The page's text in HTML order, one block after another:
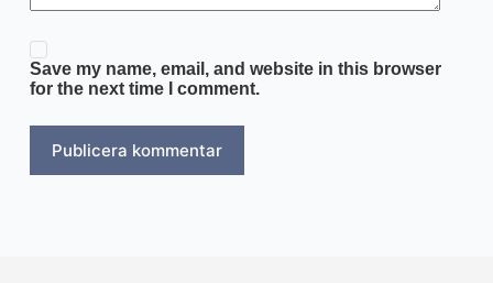
Save my name, email, and website in this browser
for the next time I comment.
Publicera kommentar